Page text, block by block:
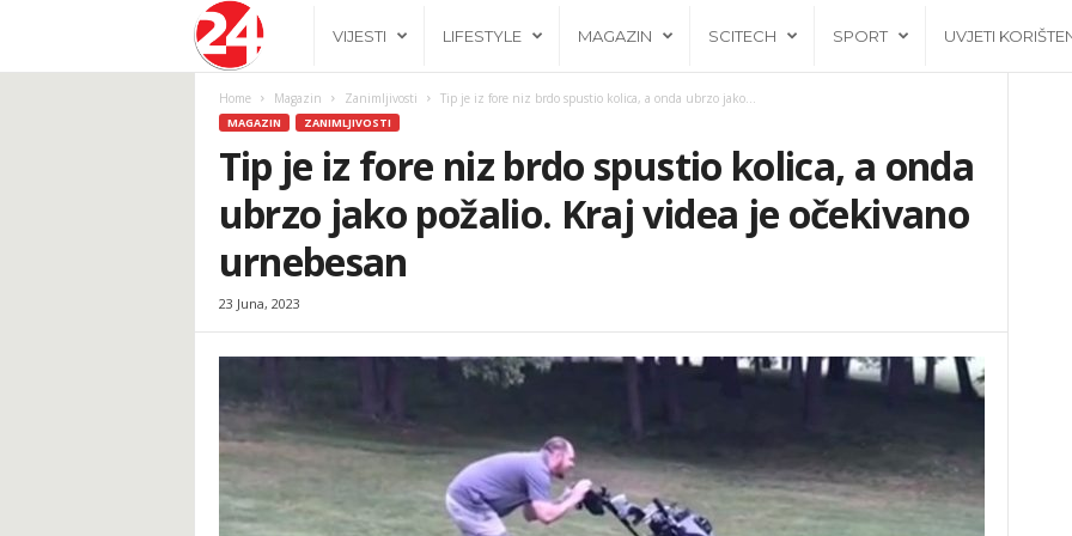
.
b
a
VIJESTI LIFESTYLE MAGAZIN SCITECH SPORT UVJETI
Home Magazin Zanimljivosti Tip je iz fore niz brdo spustio kolica, a onda ubrzo jako...
MAGAZIN ZANIMLJIVOSTI
Tip je iz fore niz brdo spustio kolica, a onda
ubrzo jako požalio. Kraj videa je očekivano
urnebesan
23 Juna, 2023